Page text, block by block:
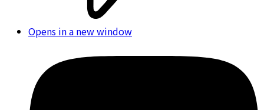
Opens in a new window